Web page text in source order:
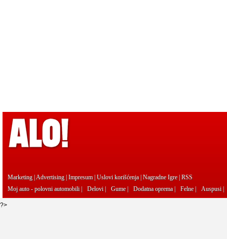
Marketing|Advertising|Impresum|Uslovi korišćenja|Nagradne Igre|RSS
Moj auto - polovni automobili
Delovi Gume| Dodatna oprema| Felne| Auspusi
?>